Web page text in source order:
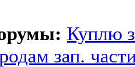
Куплю
зап.